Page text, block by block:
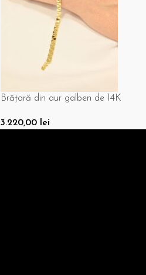
Brățară din aur galben de 14K
3.220,00 lei